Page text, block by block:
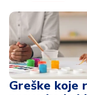
Greške koje